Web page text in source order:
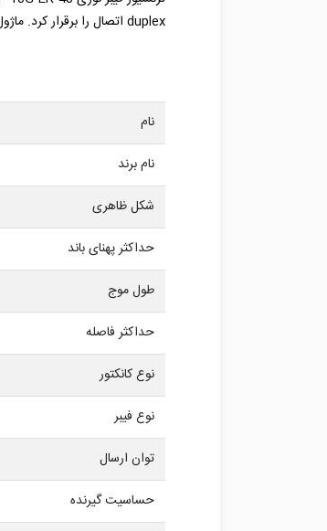
duplex اتصال را برقرار کرد. ماژول فیبر نوری 10G ER 40 اطلاعات را با طول موج 1310nm و سرعت 11.3Gbps در فواصل 40 کیلومتر انتقال می‌دهد.
نام
نام برند
شکل ظاهری
حداکثر پهنای باند
طول موج
حداکثر فاصله
نوع کانکتور
نوع فیبر
توان ارسال
حساسیت گیرنده